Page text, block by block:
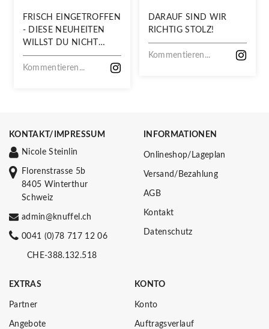
FRISCH EINGETROFFEN
- DIESE NEUHEITEN
WILLST DU NICHT
VERPASSEN!
Kommentieren...
DARAUF SIND WIR
RICHTIG STOLZ!
Kommentieren...
KONTAKT/IMPRESSUM
Nicole Steinlin
Florenstrasse 5b
8405 Winterthur
Schweiz
admin@knuffel.ch
0041 (0)78 717 12 06
CHE-388.132.518
INFORMATIONEN
Onlineshop/Lageplan
Versand/Bezahlung
AGB
Kontakt
Datenschutz
EXTRAS
Partner
Angebote
KONTO
Konto
Auftragsverlauf